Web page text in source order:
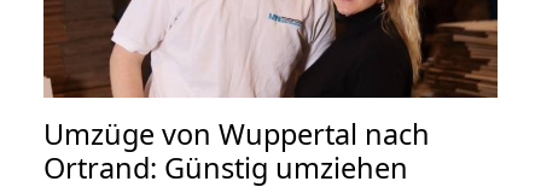
Umzüge von Wuppertal nach
Ortrand: Günstig umziehen